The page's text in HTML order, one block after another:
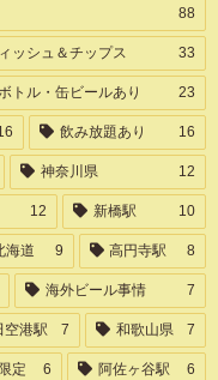
88
ッシュ＆チップス 33
トル・缶ビールあり 23
飲み放題あり 16
神奈川県 12
12 新橋駅 10
海道 9 高円寺駅 8
海外ビール事情 7
空港駅 7 和歌山県 7
定 6 阿佐ヶ谷駅 6